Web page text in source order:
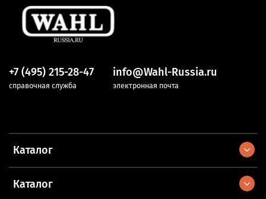
Каталог
Каталог
+7 (495) 215-28-47
справочная служба
info@Wahl-Russia.ru
электронная почта